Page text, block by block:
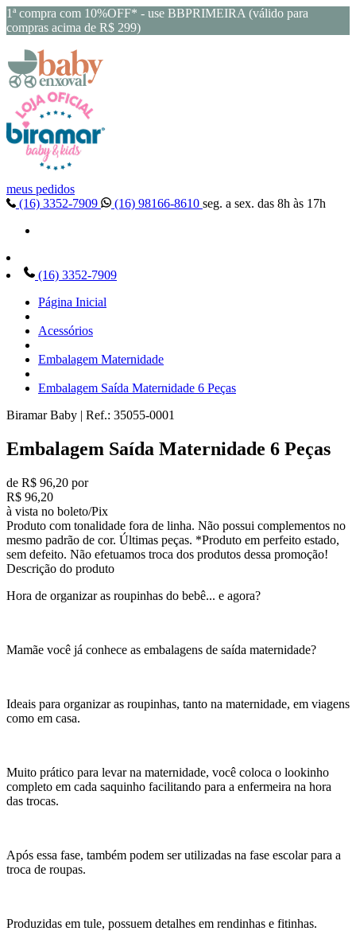
1ª compra com 10%OFF* - use BBPRIMEIRA (válido para
compras acima de R$ 299)
meus pedidos
(16) 3352-7909
(16) 98166-8610 seg. a sex. das 8h às 17h
(16) 3352-7909
Página Inicial
Acessórios
Embalagem Maternidade
Embalagem Saída Maternidade 6 Peças
Biramar Baby | Ref.: 35055-0001
Embalagem Saída Maternidade 6 Peças
de R$ 96,20 por
R$ 96,20
à vista no boleto/Pix
Produto com tonalidade fora de linha. Não possui complementos no
mesmo padrão de cor. Últimas peças. *Produto em perfeito estado,
sem defeito. Não efetuamos troca dos produtos dessa promoção!
Descrição do produto
Hora de organizar as roupinhas do bebê... e agora?
Mamãe você já conhece as embalagens de saída maternidade?
Ideais para organizar as roupinhas, tanto na maternidade, em viagens
como em casa.
Muito prático para levar na maternidade, você coloca o lookinho
completo em cada saquinho facilitando para a enfermeira na hora
das trocas.
Após essa fase, também podem ser utilizadas na fase escolar para a
troca de roupas.
Produzidas em tule, possuem detalhes em rendinhas e fitinhas.